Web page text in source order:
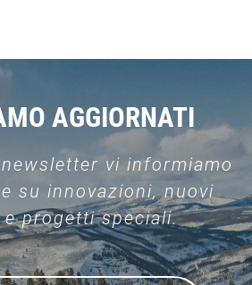
AGGIORNATI
vi informiamo
su innovazioni, nuovi
progetti speciali.